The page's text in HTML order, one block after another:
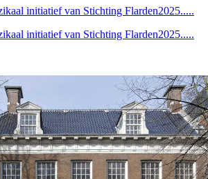
initiatief van Stichting Flarden2025.....
initiatief van Stichting Flarden2025.....